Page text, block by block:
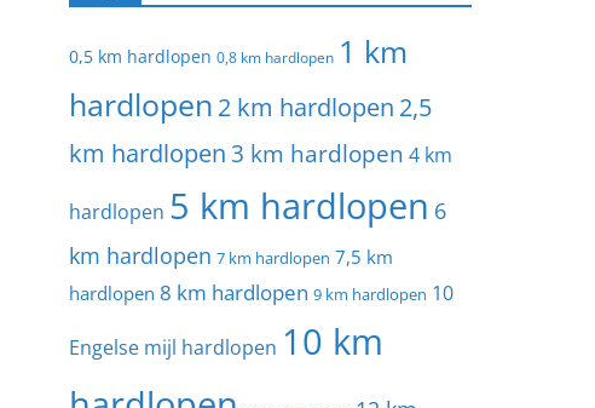
0,5 km hardlopen 0,8 km hardlopen 1 km
hardlopen 2 km hardlopen 2,5
km hardlopen 3 km hardlopen 4 km
hardlopen 5 km hardlopen 6
km hardlopen 7 km hardlopen 7,5 km
hardlopen 8 km hardlopen 9 km hardlopen 10
Engelse mijl hardlopen 10 km